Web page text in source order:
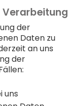
Verarbeitung
der
Daten zu
an uns
der
uns